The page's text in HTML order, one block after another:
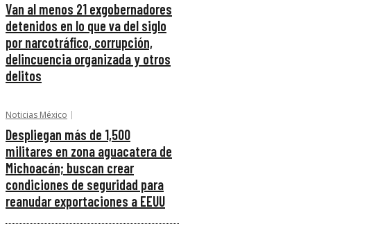
Van al menos 21 exgobernadores
detenidos en lo que va del siglo
por narcotráfico, corrupción,
delincuencia organizada y otros
delitos
Noticias México
Despliegan más de 1,500
militares en zona aguacatera de
Michoacán; buscan crear
condiciones de seguridad para
reanudar exportaciones a EEUU